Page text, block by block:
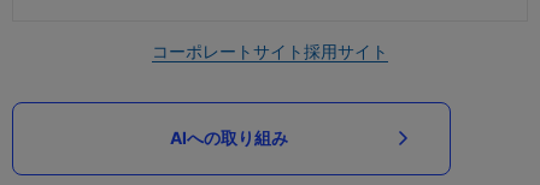
コーポレートサイト採用サイト
AIへの取り組み